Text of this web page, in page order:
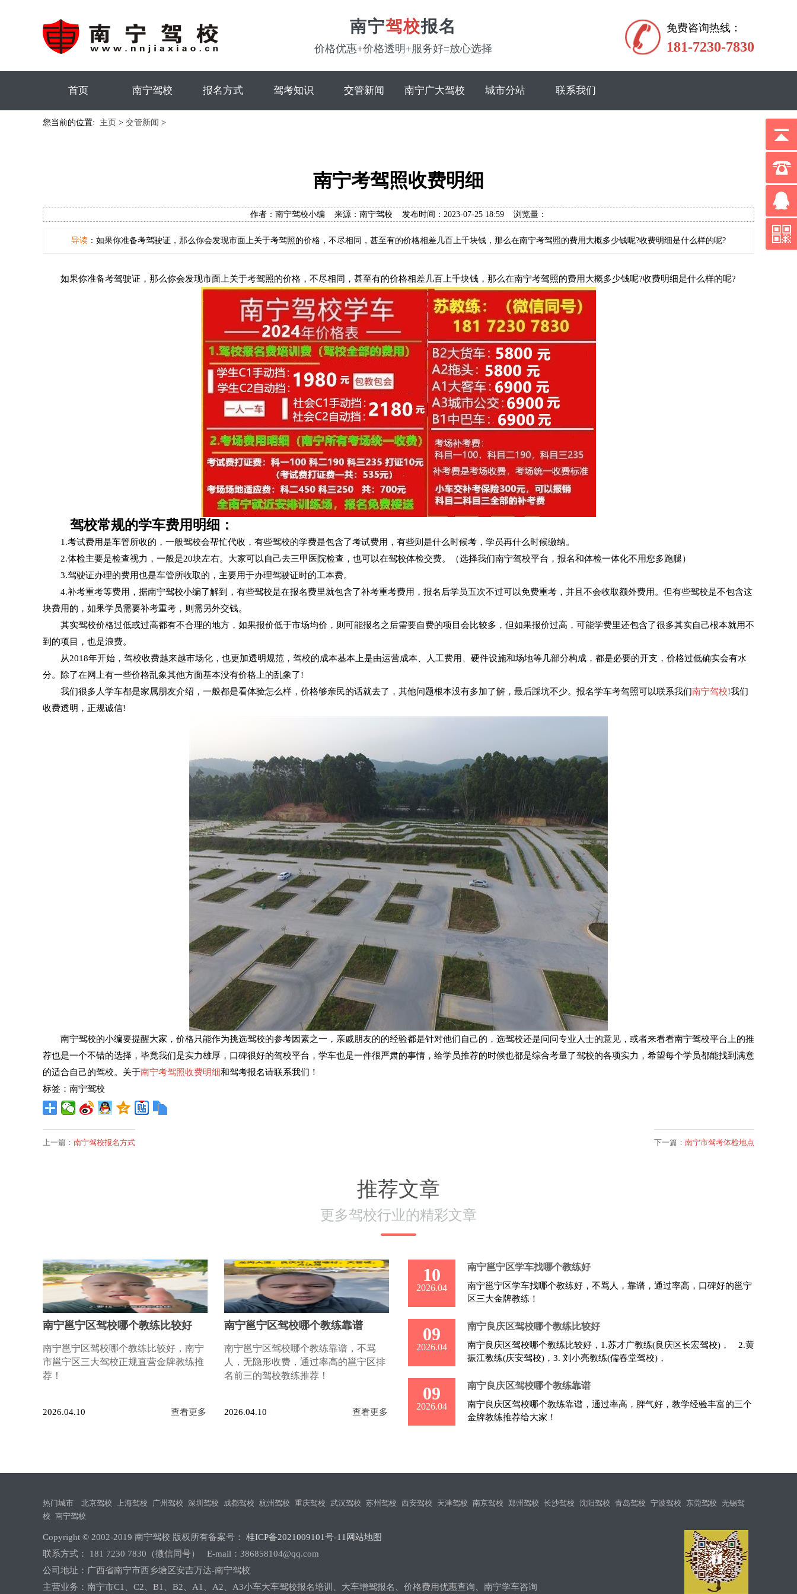
南宁驾校报名
价格优惠+价格透明+服务好=放心选择
免费咨询热线：
181-7230-7830
首页 南宁驾校 报名方式 驾考知识 交管新闻 南宁广大驾校 城市分站 联系我们
您当前的位置: 主页 > 交管新闻 >
南宁考驾照收费明细
作者：南宁驾校小编 来源：南宁驾校 发布时间：2023-07-25 18:59 浏览量：
导读 ：如果你准备考驾驶证，那么你会发现市面上关于考驾照的价格，不尽相同，甚至有的价格相差几百上千块钱，那么在南宁考驾照的费用大概多少钱呢?收费明细是什么样的呢?
如果你准备考驾驶证，那么你会发现市面上关于考驾照的价格，不尽相同，甚至有的价格相差几百上千块钱，那么在南宁考驾照的费用大概多少钱呢?收费明细是什么样的呢?
驾校常规的学车费用明细：
1.考试费用是车管所收的，一般驾校会帮忙代收，有些驾校的学费是包含了考试费用，有些则是什么时候考，学员再什么时候缴纳。
2.体检主要是检查视力，一般是20块左右。大家可以自己去三甲医院检查，也可以在驾校体检交费。（选择我们南宁驾校平台，报名和体检一体化不用您多跑腿）
3.驾驶证办理的费用也是车管所收取的，主要用于办理驾驶证时的工本费。
4.补考重考等费用，据南宁驾校小编了解到，有些驾校是在报名费里就包含了补考重考费用，报名后学员五次不过可以免费重考，并且不会收取额外费用。但有些驾校是不包含这
块费用的，如果学员需要补考重考，则需另外交钱。
其实驾校价格过低或过高都有不合理的地方，如果报价低于市场均价，则可能报名之后需要自费的项目会比较多，但如果报价过高，可能学费里还包含了很多其实自己根本就用不
到的项目，也是浪费。
从2018年开始，驾校收费越来越市场化，也更加透明规范，驾校的成本基本上是由运营成本、人工费用、硬件设施和场地等几部分构成，都是必要的开支，价格过低确实会有水
分。除了在网上有一些价格乱象其他方面基本没有价格上的乱象了!
我们很多人学车都是家属朋友介绍，一般都是看体验怎么样，价格够亲民的话就去了，其他问题根本没有多加了解，最后踩坑不少。报名学车考驾照可以联系我们南宁驾校!我们
收费透明，正规诚信!
南宁驾校的小编要提醒大家，价格只能作为挑选驾校的参考因素之一，亲戚朋友的的经验都是针对他们自己的，选驾校还是问问专业人士的意见，或者来看看南宁驾校平台上的推
荐也是一个不错的选择，毕竟我们是实力雄厚，口碑很好的驾校平台，学车也是一件很严肃的事情，给学员推荐的时候也都是综合考量了驾校的各项实力，希望每个学员都能找到满意
的适合自己的驾校。关于南宁考驾照收费明细和驾考报名请联系我们！
标签：南宁驾校
上一篇： 南宁驾校报名方式 下一篇： 南宁市驾考体检地点
推荐文章
更多驾校行业的精彩文章
南宁邕宁区驾校哪个教练比较好
南宁邕宁区驾校哪个教练比较好，南宁
市邕宁区三大驾校正规直营金牌教练推
荐！
2026.04.10 查看更多
南宁邕宁区驾校哪个教练靠谱
南宁邕宁区驾校哪个教练靠谱，不骂
人，无隐形收费，通过率高的邕宁区排
名前三的驾校教练推荐！
2026.04.10 查看更多
10
2026.04
南宁邕宁区学车找哪个教练好
南宁邕宁区学车找哪个教练好，不骂人，靠谱，通过率高，口碑好的邕宁
区三大金牌教练！
09
2026.04
南宁良庆区驾校哪个教练比较好
南宁良庆区驾校哪个教练比较好，1.苏才广教练(良庆区长宏驾校)， 2.黄
振江教练(庆安驾校)，3. 刘小亮教练(儒春堂驾校)，
09
2026.04
南宁良庆区驾校哪个教练靠谱
南宁良庆区驾校哪个教练靠谱，通过率高，脾气好，教学经验丰富的三个
金牌教练推荐给大家！
热门城市 北京驾校 上海驾校 广州驾校 深圳驾校 成都驾校 杭州驾校 重庆驾校 武汉驾校 苏州驾校 西安驾校 天津驾校 南京驾校 郑州驾校 长沙驾校 沈阳驾校 青岛驾校 宁波驾校 东莞驾校 无锡驾
校 南宁驾校
Copyright © 2002-2019 南宁驾校 版权所有备案号： 桂ICP备2021009101号-11 网站地图
联系方式： 181 7230 7830（微信同号） E-mail：386858104@qq.com
公司地址：广西省南宁市西乡塘区安吉万达-南宁驾校
主营业务：南宁市C1、C2、B1、B2、A1、A2、A3小车大车驾校报名培训、大车增驾报名、价格费用优惠查询、南宁学车咨询